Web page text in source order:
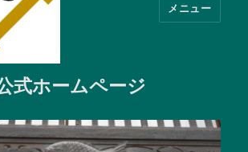
式ホームページ
メニュー